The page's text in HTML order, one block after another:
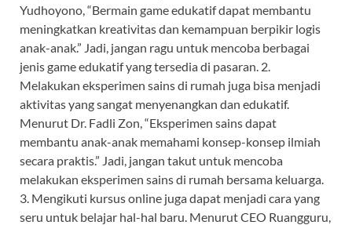
Yudhoyono, “Bermain game edukatif dapat membantu
meningkatkan kreativitas dan kemampuan berpikir logis
anak-anak.” Jadi, jangan ragu untuk mencoba berbagai
jenis game edukatif yang tersedia di pasaran. 2.
Melakukan eksperimen sains di rumah juga bisa menjadi
aktivitas yang sangat menyenangkan dan edukatif.
Menurut Dr. Fadli Zon, “Eksperimen sains dapat
membantu anak-anak memahami konsep-konsep ilmiah
secara praktis.” Jadi, jangan takut untuk mencoba
melakukan eksperimen sains di rumah bersama keluarga.
3. Mengikuti kursus online juga dapat menjadi cara yang
seru untuk belajar hal-hal baru. Menurut CEO Ruangguru,